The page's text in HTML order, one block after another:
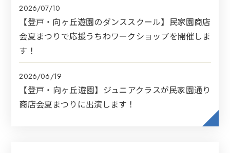
2026/07/10
【登戸・向ヶ丘遊園のダンススクール】民家園商店
会夏まつりで応援うちわワークショップを開催しま
す！
2026/06/19
【登戸・向ヶ丘遊園】ジュニアクラスが民家園通り
商店会夏まつりに出演します！